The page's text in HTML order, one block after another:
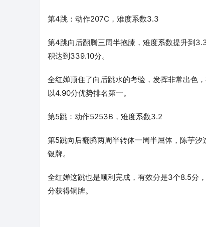
第4跳：动作207C，难度系数3.3
第4跳向后翻腾三周半抱膝，难度系数提升到
积达到339.10分。
全红婵顶住了向后跳水的考验，发挥非常出色
以4.90分优势排名第一。
第5跳：动作5253B，难度系数3.2
第5跳向后翻腾两周半转体一周半屈体，陈芋
银牌。
全红婵这跳也是顺利完成，有效分是3个8.5分
分获得铜牌。